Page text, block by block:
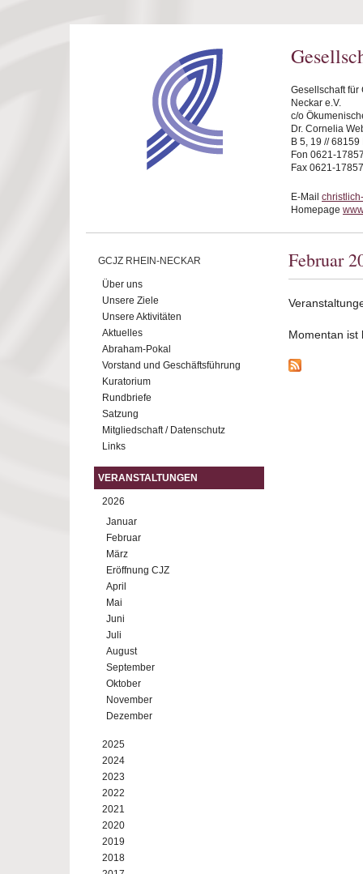
Gesellschaft
Neckar e.V.
c/o
Dr. Cornelia
B 5, 19 //
Fon 0621-
Fax 0621-
E-Mail
Homepage
GCJZ RHEIN-NECKAR
Über uns
Unsere Ziele
Unsere Aktivitäten
Aktuelles
Abraham-Pokal
Vorstand und Geschäftsführung
Kuratorium
Rundbriefe
Satzung
Mitgliedschaft / Datenschutz
Links
VERANSTALTUNGEN
2026
Januar
Februar
März
Eröffnung CJZ
April
Mai
Juni
Juli
August
September
Oktober
November
Dezember
2025
2024
2023
2022
2021
2020
2019
2018
Februar
Momentan ist